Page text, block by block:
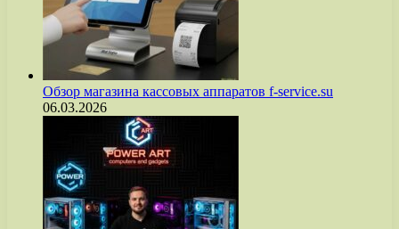
Обзор магазина кассовых аппаратов f-service.su
06.03.2026